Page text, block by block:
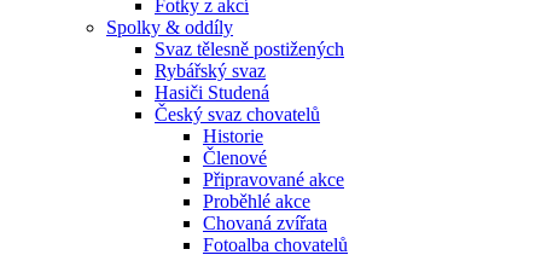
Fotky z akcí
Spolky & oddíly
Svaz tělesně postižených
Rybářský svaz
Hasiči Studená
Český svaz chovatelů
Historie
Členové
Připravované akce
Proběhlé akce
Chovaná zvířata
Fotoalba chovatelů